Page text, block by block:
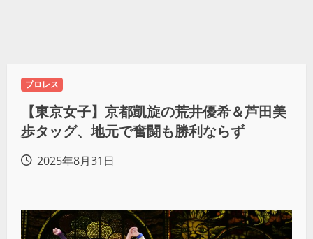
プロレス
【東京女子】京都凱旋の荒井優希＆芦田美
歩タッグ、地元で奮闘も勝利ならず
2025年8月31日